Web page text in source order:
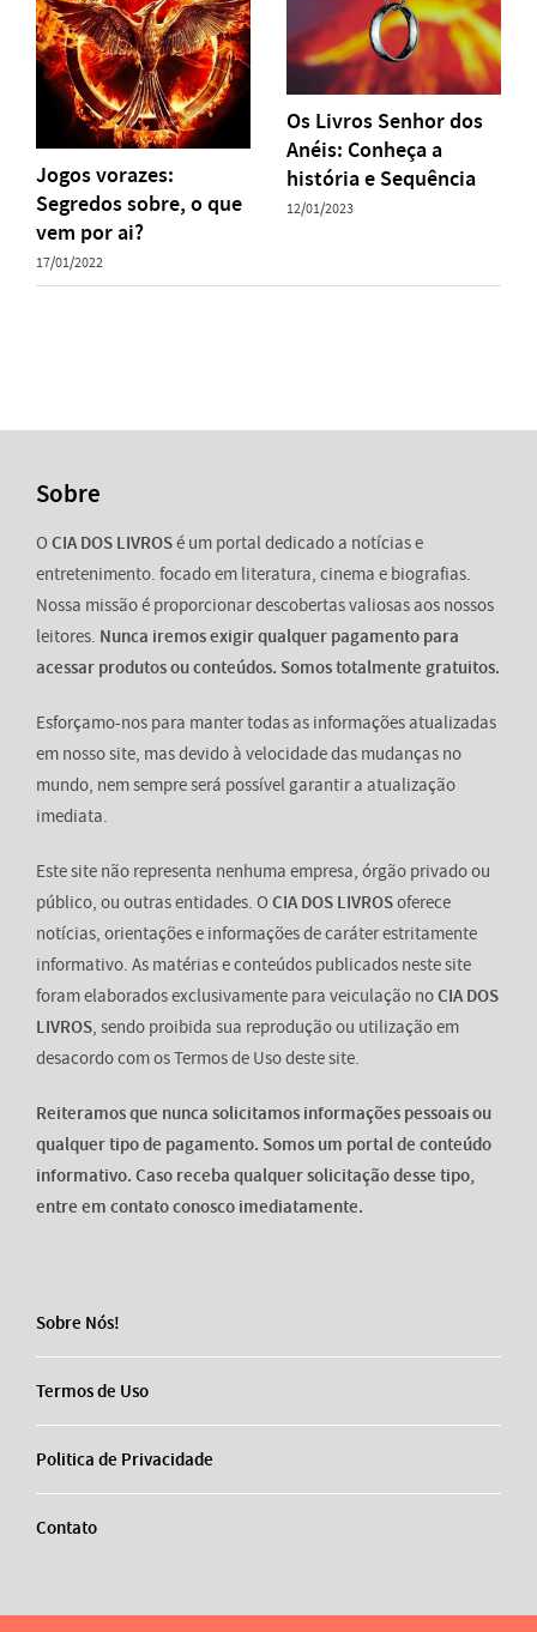
Jogos vorazes:
Segredos sobre, o que
vem por ai?
17/01/2022
Os Livros Senhor dos
Anéis: Conheça a
história e Sequência
12/01/2023
Sobre
OCIA DOS LIVROSé um portal dedicado a notícias e
entretenimento. focado em literatura, cinema e biografias.
Nossa missão é proporcionar descobertas valiosas aos nossos
leitores. Nunca iremos exigir qualquer pagamento para
acessar produtos ou conteúdos. Somos totalmente gratuitos.
Esforçamo-nos para manter todas as informações atualizadas
em nosso site, mas devido à velocidade das mudanças no
mundo, nem sempre será possível garantir a atualização
imediata.
Este site não representa nenhuma empresa, órgão privado ou
público, ou outras entidades. OCIA DOS LIVROSoferece
notícias, orientações e informações de caráter estritamente
informativo. As matérias e conteúdos publicados neste site
foram elaborados exclusivamente para veiculação noCIA DOS
LIVROS, sendo proibida sua reprodução ou utilização em
desacordo com os Termos de Uso deste site.
Reiteramos que nunca solicitamos informações pessoais ou
qualquer tipo de pagamento. Somos um portal de conteúdo
informativo. Caso receba qualquer solicitação desse tipo,
entre em contato conosco imediatamente.
Sobre Nós!
Termos de Uso
Politica de Privacidade
Contato